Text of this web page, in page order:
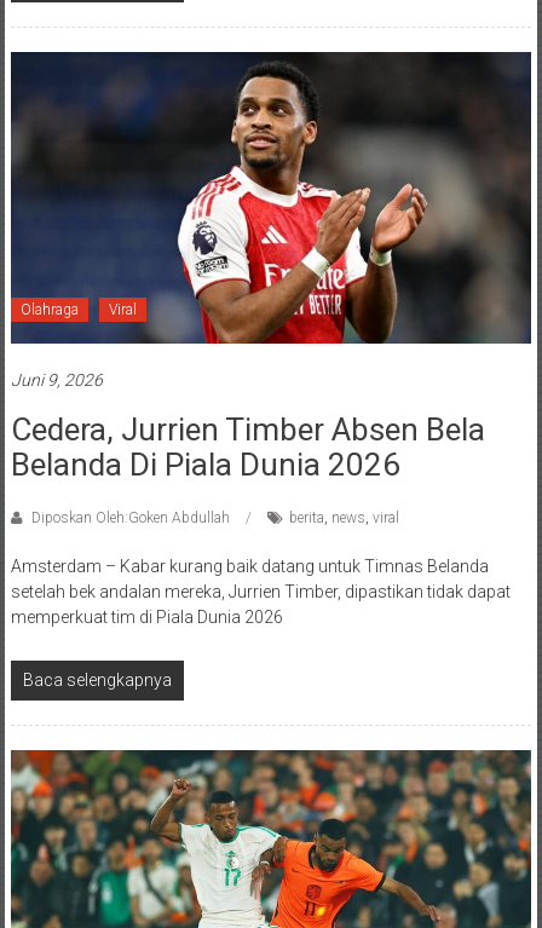
Olahraga Viral
Juni 9, 2026
Cedera, Jurrien Timber Absen Bela
Belanda Di Piala Dunia 2026
Diposkan Oleh:Goken Abdullah berita, news, viral
Amsterdam – Kabar kurang baik datang untuk Timnas Belanda
setelah bek andalan mereka, Jurrien Timber, dipastikan tidak dapat
memperkuat tim di Piala Dunia 2026
Baca selengkapnya